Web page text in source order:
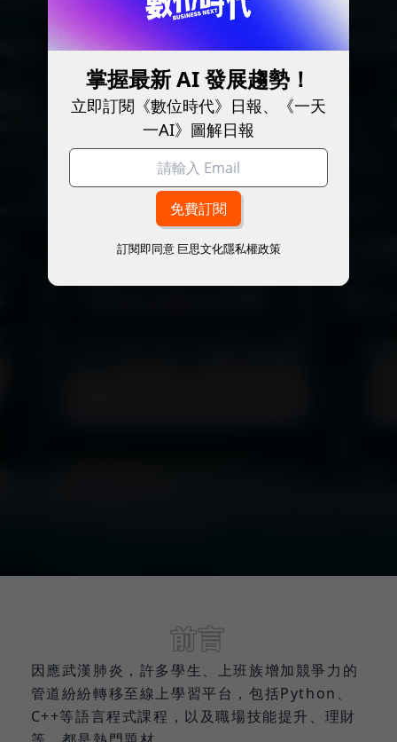
前言
因應武漢肺炎，許多學生、上班族增加競爭力的
管道紛紛轉移至線上學習平台，包括Python、
C++等語言程式課程，以及職場技能提升、理財
掌握最新 AI 發展趨勢！
立即訂閱《數位時代》日報、《一天
一AI》圖解日報
訂閱即同意 巨思文化隱私權政策